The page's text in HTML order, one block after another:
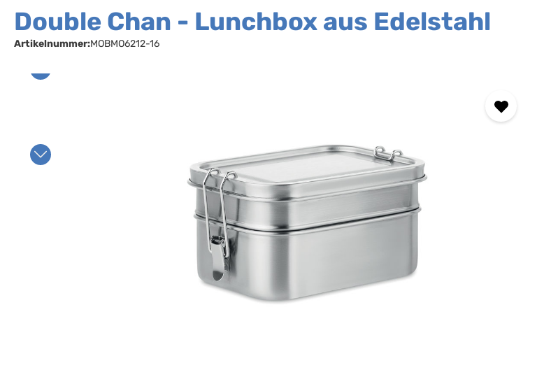
Double Chan - Lunchbox aus Edelstahl
Artikelnummer:MOBMO6212-16
Bildergalerie überspringen